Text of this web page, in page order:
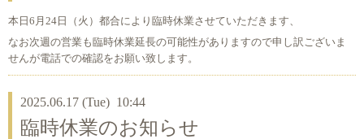
本日6月24日（火）都合により臨時休業させていただきます、
なお次週の営業も臨時休業延長の可能性がありますので申し訳ございま
せんが電話での確認をお願い致します。
2025.06.17 (Tue) 10:44
臨時休業のお知らせ